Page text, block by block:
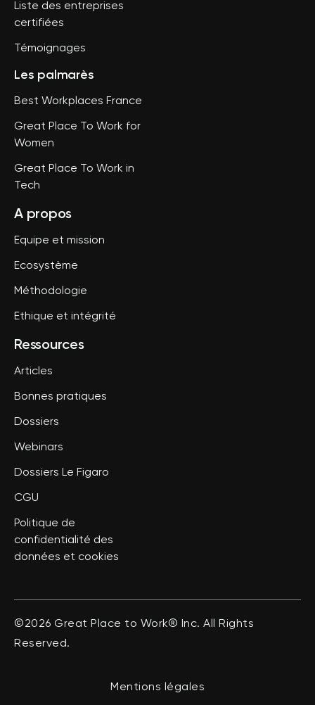
Liste des entreprises
certifiées
Témoignages
Les palmarès
Best Workplaces France
Great Place To Work for
Women
Great Place To Work in
Tech
A propos
Equipe et mission
Ecosystème
Méthodologie
Ethique et intégrité
Ressources
Articles
Bonnes pratiques
Dossiers
Webinars
Dossiers Le Figaro
CGU
Politique de
confidentialité des
données et cookies
©2026 Great Place to Work® Inc. All Rights
Reserved.
Mentions légales